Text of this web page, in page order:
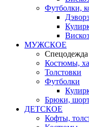
Футболки,
МУЖСКОЕ
Спецодежда
Костюмы,
Толстовки
Футболки
Брюки,
ДЕТСКОЕ
Кофты,